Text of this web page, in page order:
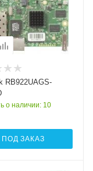
n/ac
RB922UAGS-
о наличии: 10
ПОД ЗАКАЗ